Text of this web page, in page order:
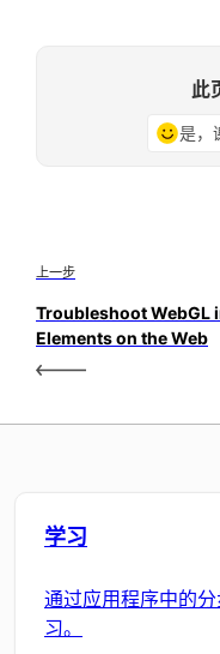
此
是，
上一步
Troubleshoot WebGL
Elements on the Web
学习
通过应用程序中的
习。